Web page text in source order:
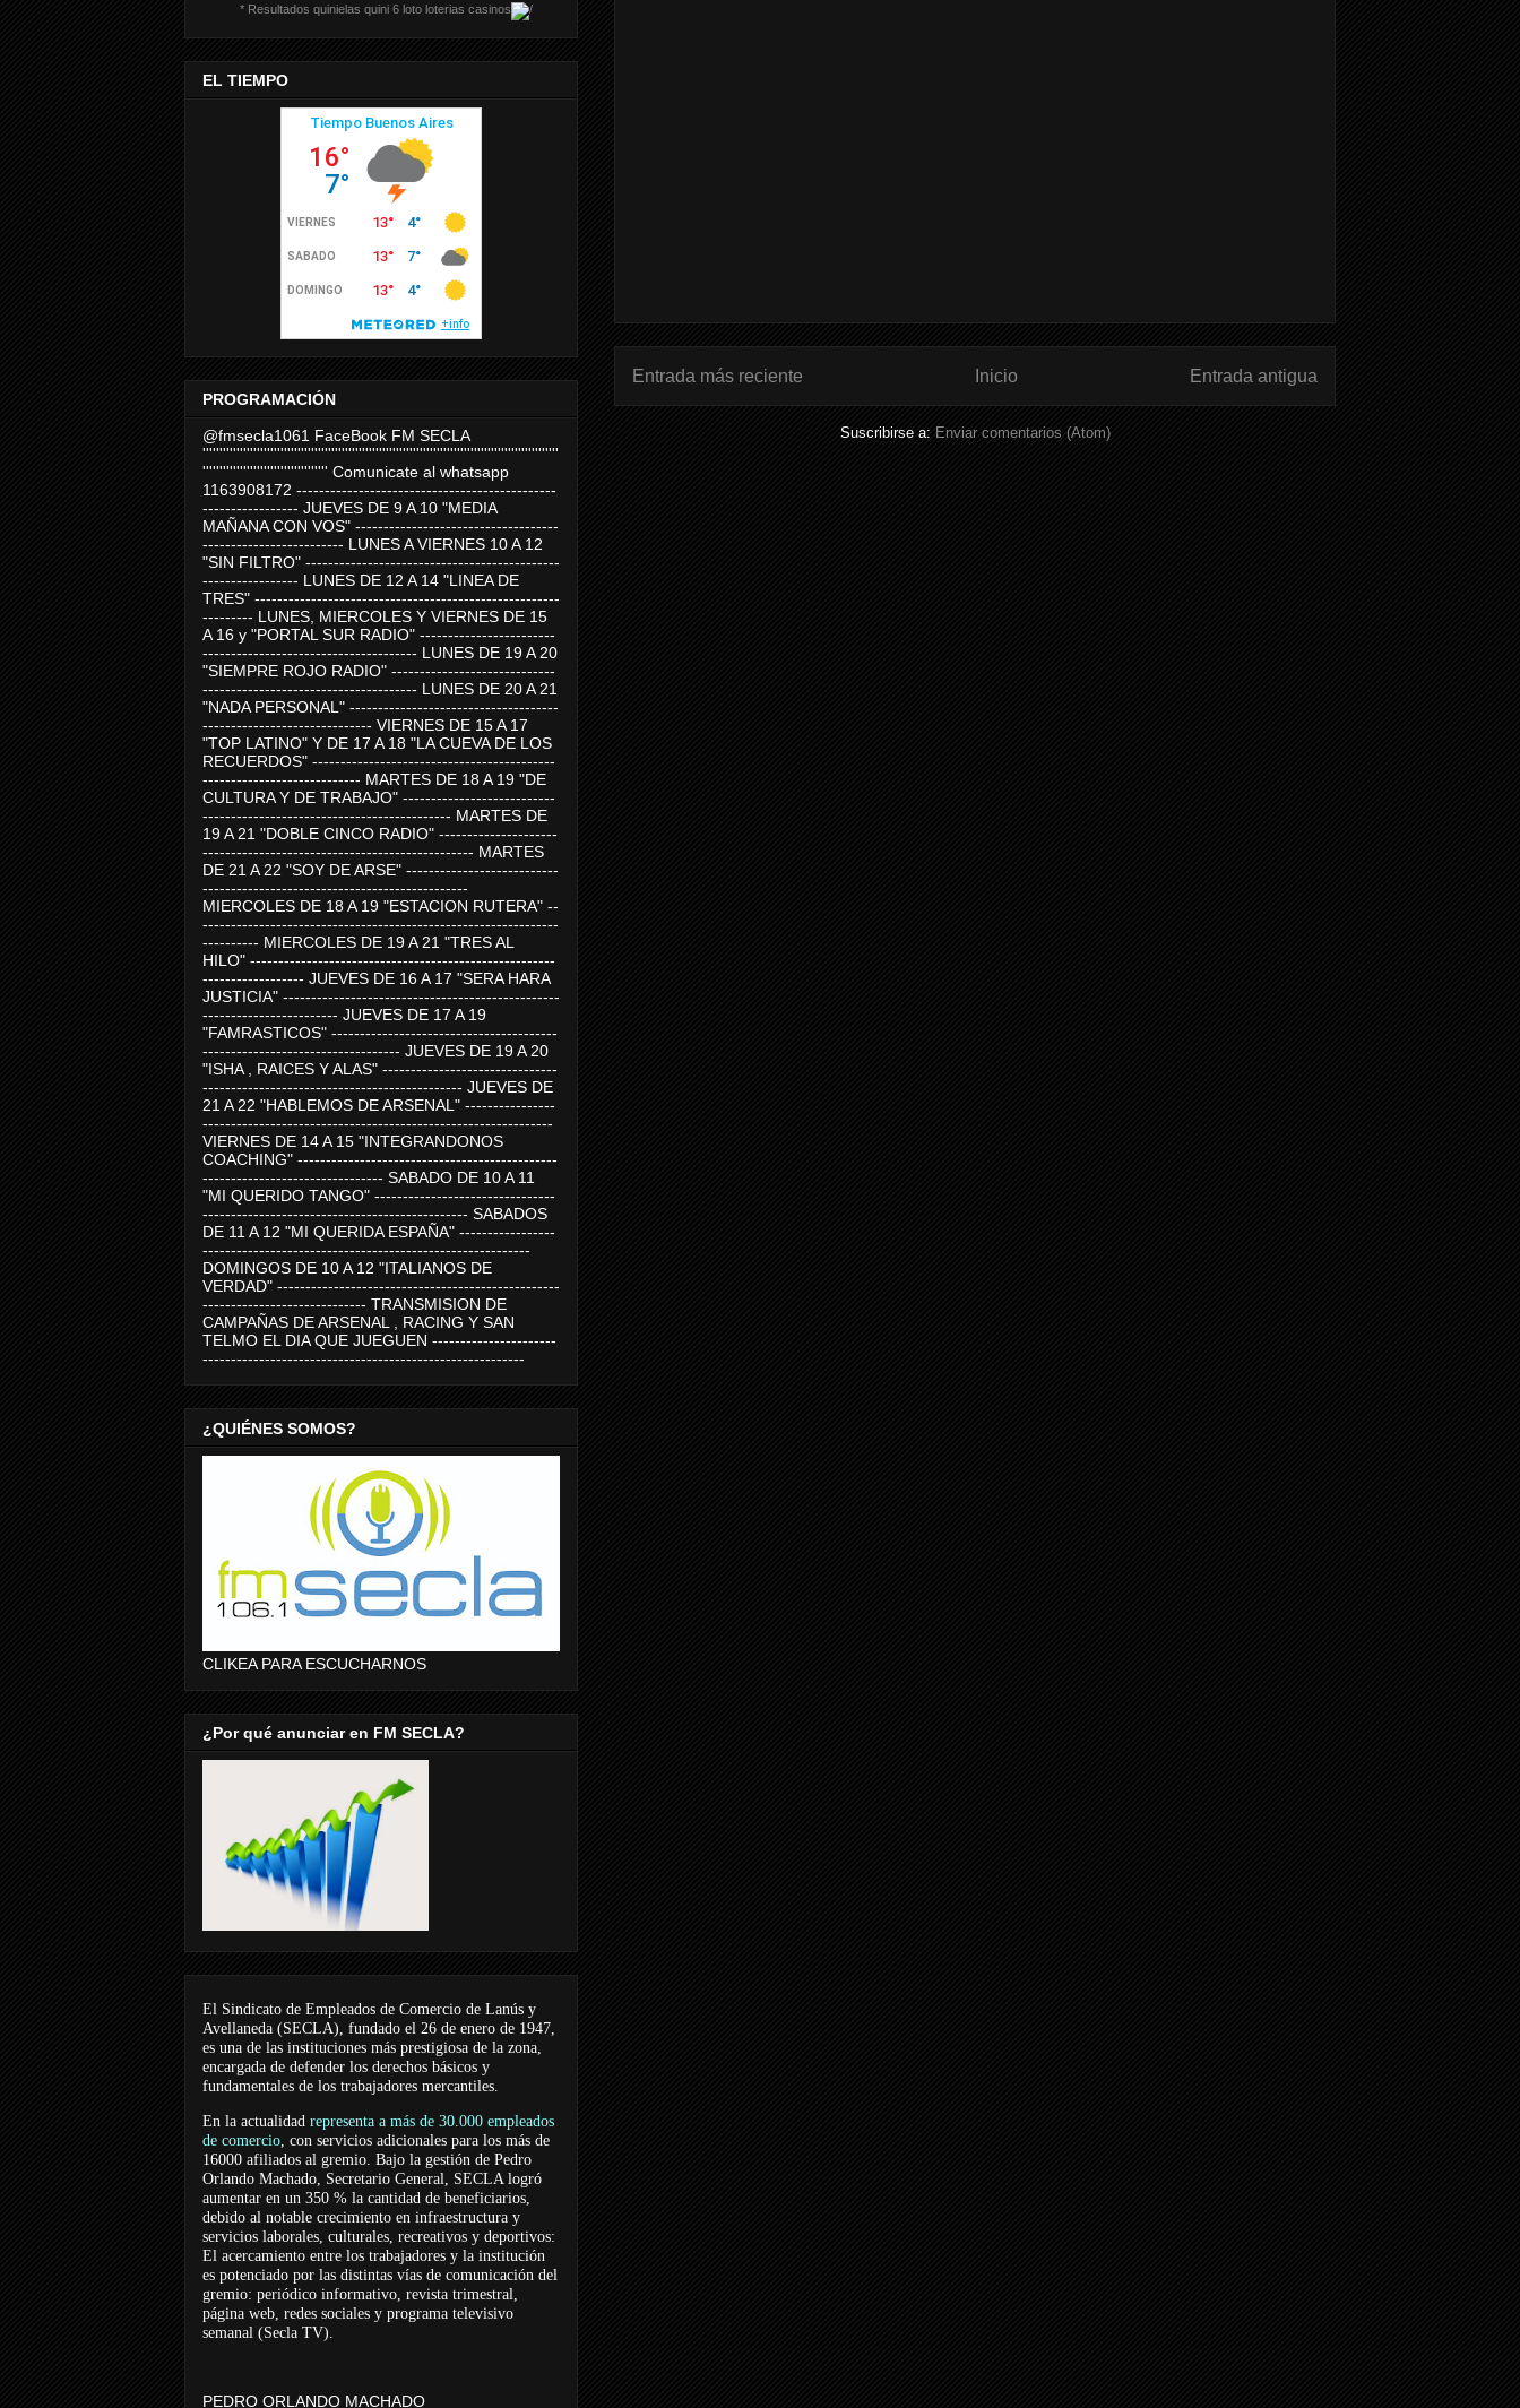
Entrada más reciente Entrada antigua
Inicio
Suscribirse a: Enviar comentarios (Atom)
* Resultados quinielas quini 6 loto loterias casinos
EL TIEMPO
PROGRAMACIÓN
@fmsecla1061 FaceBook FM SECLA
'''''''''''''''''''''''''''''''''''''''''''''''''''''''''''''''''''''''''''''''''''''''''''''''''''''''''
''''''''''''''''''''''''''''''''''''' Comunicate al whatsapp
1163908172 ----------------------------------------------
----------------- JUEVES DE 9 A 10 "MEDIA
MAÑANA CON VOS" ------------------------------------
------------------------- LUNES A VIERNES 10 A 12
"SIN FILTRO" ---------------------------------------------
----------------- LUNES DE 12 A 14 "LINEA DE
TRES" ------------------------------------------------------
--------- LUNES, MIERCOLES Y VIERNES DE 15
A 16 y "PORTAL SUR RADIO" ------------------------
-------------------------------------- LUNES DE 19 A 20
"SIEMPRE ROJO RADIO" -----------------------------
-------------------------------------- LUNES DE 20 A 21
"NADA PERSONAL" -------------------------------------
------------------------------ VIERNES DE 15 A 17
"TOP LATINO" Y DE 17 A 18 "LA CUEVA DE LOS
RECUERDOS" -------------------------------------------
---------------------------- MARTES DE 18 A 19 "DE
CULTURA Y DE TRABAJO" ---------------------------
-------------------------------------------- MARTES DE
19 A 21 "DOBLE CINCO RADIO" ---------------------
------------------------------------------------ MARTES
DE 21 A 22 "SOY DE ARSE" ---------------------------
-----------------------------------------------
MIERCOLES DE 18 A 19 "ESTACION RUTERA" --
---------------------------------------------------------------
---------- MIERCOLES DE 19 A 21 "TRES AL
HILO" ------------------------------------------------------
------------------ JUEVES DE 16 A 17 "SERA HARA
JUSTICIA" -------------------------------------------------
------------------------ JUEVES DE 17 A 19
"FAMRASTICOS" ----------------------------------------
----------------------------------- JUEVES DE 19 A 20
"ISHA , RAICES Y ALAS" -------------------------------
---------------------------------------------- JUEVES DE
21 A 22 "HABLEMOS DE ARSENAL" ----------------
--------------------------------------------------------------
VIERNES DE 14 A 15 "INTEGRANDONOS
COACHING" ----------------------------------------------
-------------------------------- SABADO DE 10 A 11
"MI QUERIDO TANGO" --------------------------------
----------------------------------------------- SABADOS
DE 11 A 12 "MI QUERIDA ESPAÑA" -----------------
----------------------------------------------------------
DOMINGOS DE 10 A 12 "ITALIANOS DE
VERDAD" --------------------------------------------------
----------------------------- TRANSMISION DE
CAMPAÑAS DE ARSENAL , RACING Y SAN
TELMO EL DIA QUE JUEGUEN ----------------------
---------------------------------------------------------
¿QUIÉNES SOMOS?
CLIKEA PARA ESCUCHARNOS
¿Por qué anunciar en FM SECLA?
El Sindicato de Empleados de Comercio de Lanús y
Avellaneda (SECLA), fundado el 26 de enero de 1947,
es una de las instituciones más prestigiosa de la zona,
encargada de defender los derechos básicos y
fundamentales de los trabajadores mercantiles.
En la actualidad representa a más de 30.000 empleados
de comercio, con servicios adicionales para los más de
16000 afiliados al gremio. Bajo la gestión de Pedro
Orlando Machado, Secretario General, SECLA logró
aumentar en un 350 % la cantidad de beneficiarios,
debido al notable crecimiento en infraestructura y
servicios laborales, culturales, recreativos y deportivos:
El acercamiento entre los trabajadores y la institución
es potenciado por las distintas vías de comunicación del
gremio: periódico informativo, revista trimestral,
página web, redes sociales y programa televisivo
semanal (Secla TV).
PEDRO ORLANDO MACHADO